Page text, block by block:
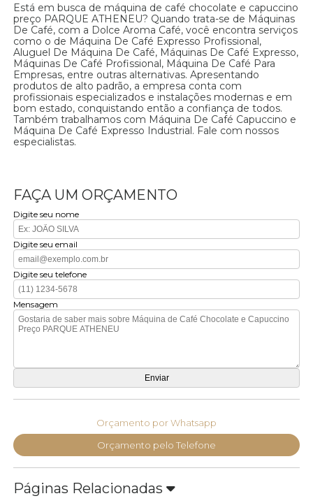
Está em busca de máquina de café chocolate e capuccino
preço PARQUE ATHENEU? Quando trata-se de Máquinas
De Café, com a Dolce Aroma Café, você encontra serviços
como o de Máquina De Café Expresso Profissional,
Aluguel De Máquina De Café, Máquinas De Café Expresso,
Máquinas De Café Profissional, Máquina De Café Para
Empresas, entre outras alternativas. Apresentando
produtos de alto padrão, a empresa conta com
profissionais especializados e instalações modernas e em
bom estado, conquistando então a confiança de todos.
Também trabalhamos com Máquina De Café Capuccino e
Máquina De Café Expresso Industrial. Fale com nossos
especialistas.
FAÇA UM ORÇAMENTO
Digite seu nome
Digite seu email
Digite seu telefone
Mensagem
Orçamento por Whatsapp
Orçamento pelo Telefone
Páginas Relacionadas